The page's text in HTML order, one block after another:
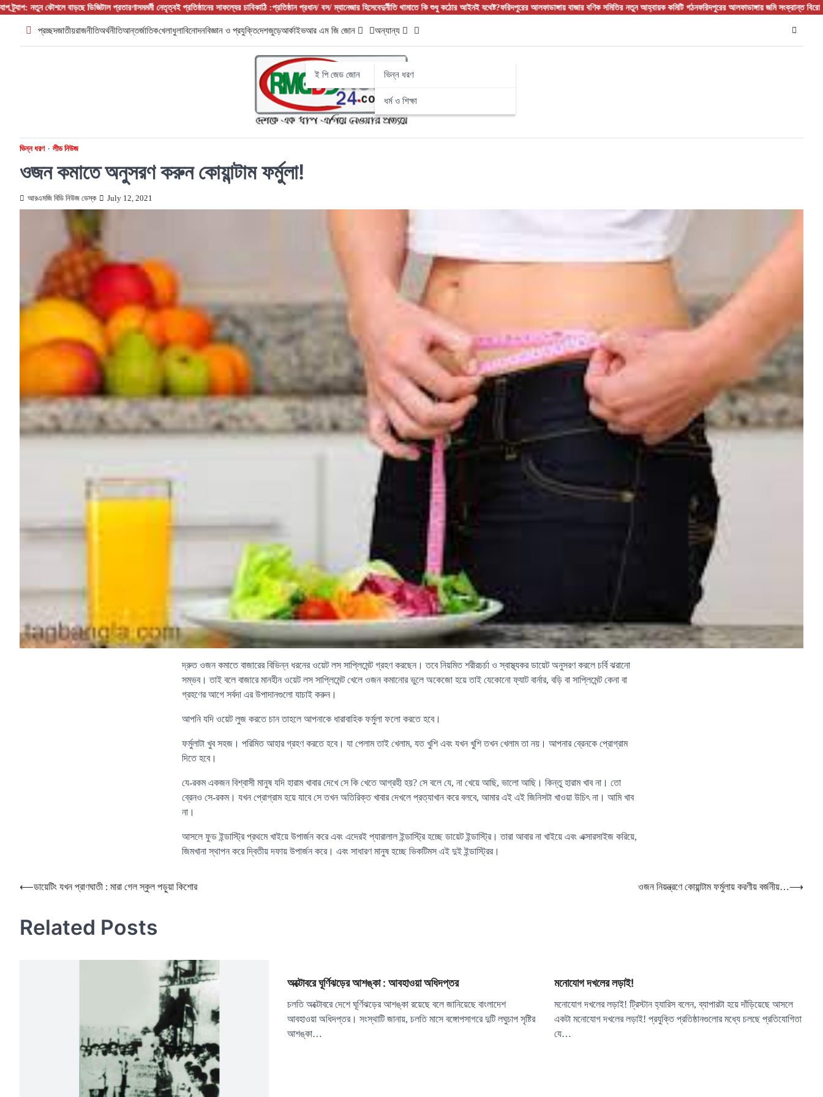
Skip
content
বাড়ছে ডিজিটাল প্রতারণাসমমর্মী নেতৃত্বই প্রতিষ্ঠানের সাফল্যের চাবিকাঠি :প্রতিষ্ঠান প্রধান/ বস/ ম্যানেজার হিসেবেদুর্নীতি থামাতে কি শুধু কঠোর আইনই যথেষ্ট?ফরিদপুরের আলফাডাঙ্গায় বাজার বণিক সমিতির নতুন আহ্বায়ক কমিটি গঠনফরিদপুরের আলফাডাঙ্গায় জমি সংক্রান্ত বিরোধের জেরে
প্রচ্ছদজাতীয়রাজনীতিঅর্থনীতিআন্তর্জাতিকখেলাধুলাবিনোদনবিজ্ঞান ও প্রযুক্তিদেশজুড়েআর্কাইভআর এম জি জোন
ই পি জেড জোন
অন্যান্য
ভিন্ন ধরণ
ধর্ম ও শিক্ষা
ভিন্ন ধরণ লীড নিউজ
ওজন কমাতে অনুসরণ করুন কোয়ান্টাম ফর্মুলা!
আরএমজি বিডি নিউজ ডেস্ক July 12, 2021
দ্রুত ওজন কমাতে বাজারের বিভিন্ন ধরনের ওয়েট লস সাপ্লিমেন্ট গ্রহণ করছেন। তবে নিয়মিত শরীরচর্চা ও স্বাস্থ্যকর ডায়েট অনুসরণ করলে চর্বি ঝরানো
সম্ভব। তাই বলে বাজারে মানহীন ওয়েট লস সাপ্লিমেন্ট খেলে ওজন কমানোর ভুলে অকেজো হয়ে তাই যেকোনো ফ্যাট বার্নার, বড়ি বা সাপ্লিমেন্ট কেনা বা
গ্রহণের আগে সর্বদা এর উপাদানগুলো যাচাই করুন।
আপনি যদি ওয়েট লুজ করতে চান তাহলে আপনাকে ধারাবাহিক ফর্মুলা ফলো করতে হবে।
ফর্মুলাটা খুব সহজ। পরিমিত আহার গ্রহণ করতে হবে। যা পেলাম তাই খেলাম, যত খুশি এবং যখন খুশি তখন খেলাম তা নয়। আপনার ব্রেনকে প্রোগ্রাম
দিতে হবে।
যে-রকম একজন বিশ্বাসী মানুষ যদি হারাম খাবার দেখে সে কি খেতে আগ্রহী হয়? সে বলে যে, না খেয়ে আছি, ভালো আছি। কিন্তু হারাম খাব না। তো
ব্রেনও সে-রকম। যখন প্রোগ্রাম হয়ে যাবে সে তখন অতিরিক্ত খাবার দেখলে প্রত্যাখান করে বলবে, আমার এই এই জিনিসটা খাওয়া উচিৎ না। আমি খাব
না।
আসলে ফুড ইন্ডাস্ট্রি প্রথমে খাইয়ে উপার্জন করে এবং এদেরই প্যারালাল ইন্ডাস্ট্রি হচ্ছে ডায়েট ইন্ডাস্ট্রি। তারা আবার না খাইয়ে এবং এক্সারসাইজ করিয়ে,
জিমখানা স্থাপন করে দ্বিতীয় দফায় উপার্জন করে। এবং সাধারণ মানুষ হচ্ছে ভিকটিমস এই দুই ইন্ডাস্ট্রির।
Post
⟵ডায়েটিং যখন প্রাণঘাতী : মারা গেল স্কুল পড়ুয়া কিশোর ওজন নিয়ন্ত্রণে কোয়ান্টাম ফর্মুলায় করণীয় বর্জনীয়…⟶
Related Posts
অক্টোবরে ঘূর্ণিঝড়ের আশঙ্কা : আবহাওয়া অধিদপ্তর
চলতি অক্টোবরে দেশে ঘূর্ণিঝড়ের আশঙ্কা রয়েছে বলে জানিয়েছে বাংলাদেশ
আবহাওয়া অধিদপ্তর। সংস্থাটি জানায়, চলতি মাসে বঙ্গোপসাগরে দুটি লঘুচাপ সৃষ্টির
আশঙ্কা…
মনোযোগ দখলের লড়াই!
মনোযোগ দখলের লড়াই! ট্রিস্টান হ্যারিস বলেন, ব্যাপারটা হয়ে দাঁড়িয়েছে আসলে
একটা মনোযোগ দখলের লড়াই! প্রযুক্তি প্রতিষ্ঠানগুলোর মধ্যে চলছে প্রতিযোগিতা
যে…